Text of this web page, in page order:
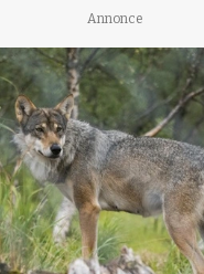
Annonce